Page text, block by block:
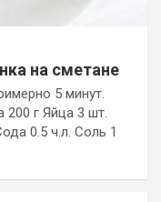
на сметане
5 минут.
200 г Яйца 3 шт.
0.5 ч.л. Соль 1